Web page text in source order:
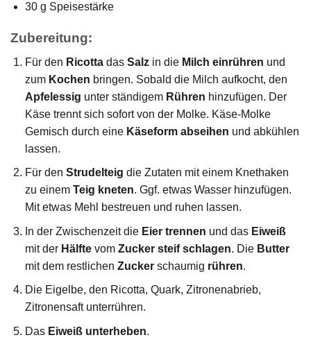
30 g Speisestärke
Zubereitung:
Für den Ricottadas Salzin die Milch einrühren und
zum Kochen bringen. Sobald die Milch aufkocht, den
Apfelessig unter ständigem Rühren hinzufügen. Der
Käse trennt sich sofort von der Molke. Käse-Molke
Gemisch durch eine Käseform abseihen und abkühlen
lassen.
Für den Strudelteig die Zutaten mit einem Knethaken
zu einem Teig kneten. Ggf. etwas Wasser hinzufügen.
Mit etwas Mehl bestreuen und ruhen lassen.
In der Zwischenzeit die Eier trennen und das Eiweiß
mit der Hälftevom Zucker steif schlagen. Die Butter
mit dem restlichen Zuckerschaumig rühren.
Die Eigelbe, den Ricotta, Quark, Zitronenabrieb,
Zitronensaft unterrühren.
Das Eiweiß unterheben.